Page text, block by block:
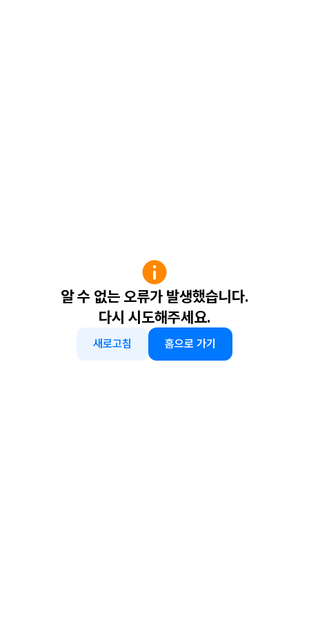
알 수 없는 오류가 발생했습니다.
다시 시도해주세요.
새로고침 홈으로 가기